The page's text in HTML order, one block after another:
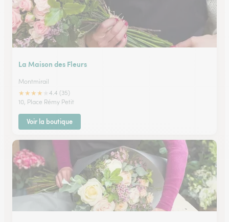
La Maison des Fleurs
Montmirail
★★★★
4.4 (35)
10, Place Rémy Petit
Voir la boutique